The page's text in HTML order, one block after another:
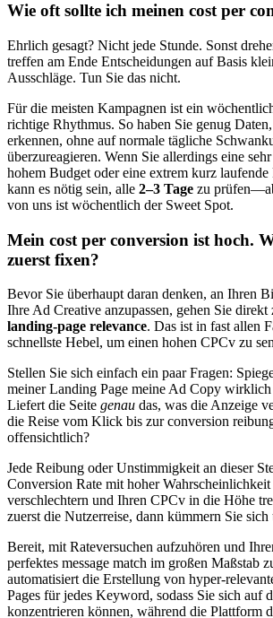
Wie oft sollte ich meinen cost per
Ehrlich gesagt? Nicht jede Stunde. Sonst
treffen am Ende Entscheidungen auf Basis
Ausschläge. Tun Sie das nicht.
Für die meisten Kampagnen ist ein
richtige Rhythmus. So haben Sie genug
erkennen, ohne auf normale tägliche
überzureagieren. Wenn Sie allerdings eine
hohem Budget oder eine extrem kurz
kann es nötig sein, alle 2–3 Tage zu
von uns ist wöchentlich der Sweet Spot.
Mein cost per conversion ist hoch.
zuerst fixen?
Bevor Sie überhaupt daran denken, an Ihren
Ihre Ad Creative anzupassen, gehen Sie direkt
landing-page relevance. Das ist in fast allen
schnellste Hebel, um einen hohen CPCv zu
Stellen Sie sich einfach ein paar Fragen:
meiner Landing Page meine Ad Copy
Liefert die Seite genau das, was die Anzeige
die Reise vom Klick bis zur conversion
offensichtlich?
Jede Reibung oder Unstimmigkeit an dieser
Conversion Rate mit hoher
verschlechtern und Ihren CPCv in die Höhe
zuerst die Nutzerreise, dann kümmern Sie sich
Bereit, mit Rateversuchen aufzuhören und
perfektes message match im großen Maßstab
automatisiert die Erstellung von hyper-
Pages für jedes Keyword, sodass Sie sich auf
konzentrieren können, während die Plattform